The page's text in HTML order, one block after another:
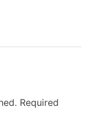
Required